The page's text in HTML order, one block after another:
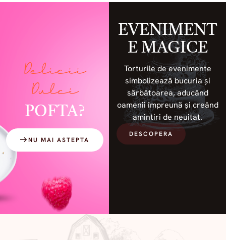
Delicii
Dulci
POFTA?
NU MAI ASTEPTA
EVENIMENT
E MAGICE
Torturile de evenimente
simbolizează bucuria și
sărbătoarea, aducând
oamenii împreună și creând
amintiri de neuitat.
DESCOPERA